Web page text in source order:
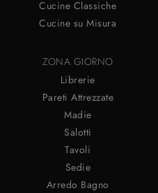
Cucine Classiche
Cucine su Misura
ZONA GIORNO
Librerie
Pareti Attrezzate
Madie
Salotti
Tavoli
Sedie
Arredo Bagno